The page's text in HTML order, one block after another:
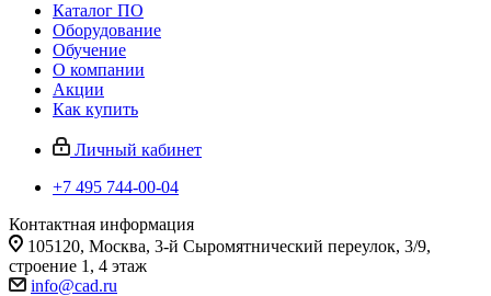
Каталог ПО
Оборудование
Обучение
О компании
Акции
Как купить
Личный кабинет
+7 495 744-00-04
Контактная информация
105120, Москва, 3-й Сыромятнический переулок, 3/9,
строение 1, 4 этаж
info@cad.ru